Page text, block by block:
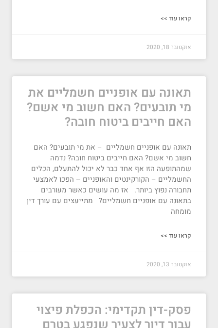
קראו עוד >>
אוקטובר 18, 2020
תאונה עם אופניים חשמליים את
מי תובעים? האם חשוב מי אשם?
האם חייבים ביטוח חובה?
תאונה עם אופניים חשמליים – את מי תובעים? האם
חשוב מי אשם? האם חייבים ביטוח חובה? נדמה
שמהתופעה הזו אף אחד כבר לא יכול להתעלם, הכלים
החשמליים – הקורקינטים והאופניים – הפכו לאמצעי
תחבורה נפוץ ביותר. אז מה עושים כאשר מעורבים
בתאונה עם אופניים חשמליים? מתייעצים עם עורך דין
מומחה
קראו עוד >>
אוקטובר 13, 2020
פסק-דין תקדימי: הכפלת פיצוי